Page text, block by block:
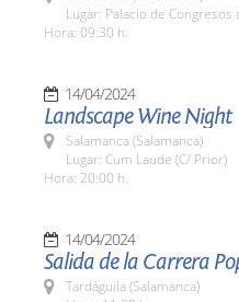
Lugar: Palacio de Congresos
Hora: 09:30 h.
14/04/2024
Landscape Wine Night
Salamanca (Salamanca)
Lugar: Cum Laude (C/ Prior)
Hora: 20:00 h.
14/04/2024
Salida de la Carrera
Tardáguila (Salamanca)